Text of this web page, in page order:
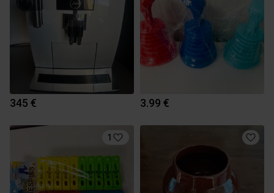
345 € 3.99 €
1